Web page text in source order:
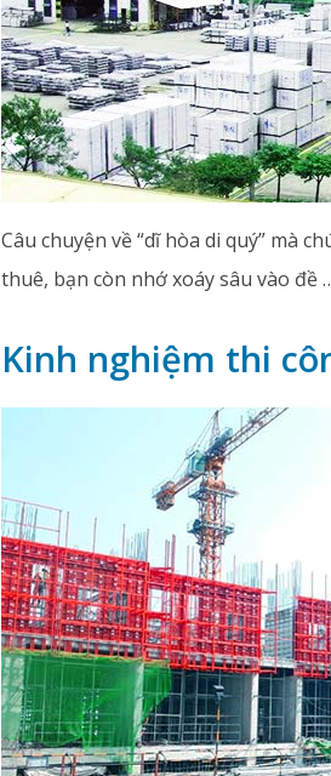
Câu chuyện về “dĩ hòa di quý” mà
thuê, bạn còn nhớ xoáy sâu vào đề
Kinh nghiệm thi